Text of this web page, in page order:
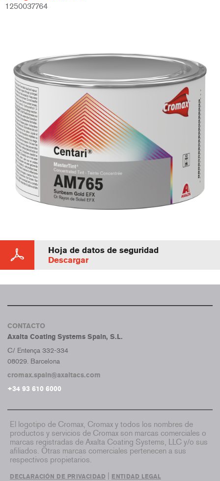
1250037764
Hoja de datos de seguridad
Descargar
CONTACTO
Axalta Coating Systems Spain, S.L.
C/ Entença 332-334
08029. Barcelona
cromax.spain@axaltacs.com
+34 93 610 6000
El logotipo de Cromax, Cromax y todos los nombres de
productos y servicios de Cromax son marcas comerciales o
marcas registradas de Axalta Coating Systems, LLC y/o sus
afiliados. Otras marcas comerciales pertenecen a sus
respectivos propietarios.
DECLARACIÓN DE PRIVACIDAD ENTIDAD LEGAL